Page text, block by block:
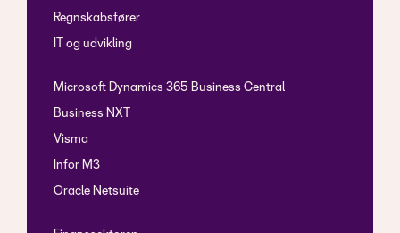
Regnskabsfører
IT og udvikling
Microsoft Dynamics 365 Business Central
Business NXT
Visma
Infor M3
Oracle Netsuite